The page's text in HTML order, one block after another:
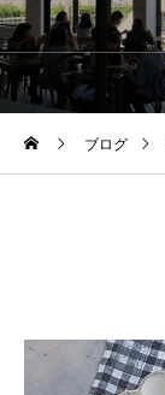
ブログ